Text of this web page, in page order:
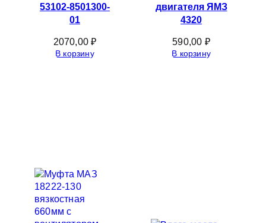
53102-8501300-
01
2070,00₽
В корзину
двигателя ЯМЗ
4320
590,00 ₽
В корзину